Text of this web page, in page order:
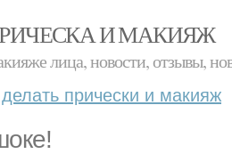
И МАКИЯЖ
лица, новости, отзывы,
прически и макияж